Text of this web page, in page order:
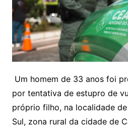
Um homem de 33 anos foi
por tentativa de estupro de
próprio filho, na localidade
Sul, zona rural da cidade de